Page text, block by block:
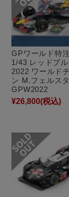
GPワールド特
1/43 レッドブ
2022 ワールド
ン M.フェルス
GPW2022
¥26,800(税込)